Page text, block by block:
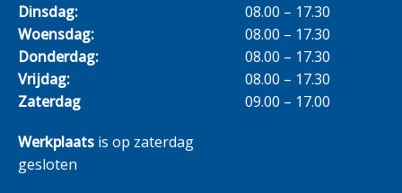
Dinsdag:
08.00 – 17.30
Woensdag:
08.00 – 17.30
Donderdag:
08.00 – 17.30
Vrijdag:
08.00 – 17.30
Zaterdag
09.00 – 17.00
Werkplaats is op zaterdag
gesloten